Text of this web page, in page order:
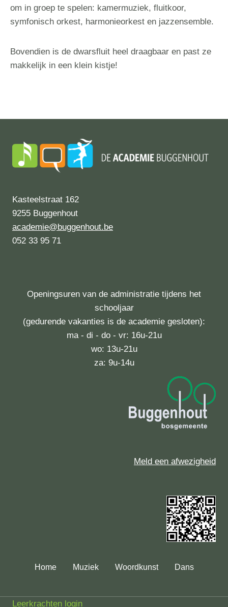
om in groep te spelen: kamermuziek, fluitkoor,
symfonisch orkest, harmonieorkest en jazzensemble.
Bovendien is de dwarsfluit heel draagbaar en past ze
makkelijk in een klein kistje!
Kasteelstraat 162
9255 Buggenhout
academie@buggenhout.be
052 33 95 71
Openingsuren van de administratie tijdens het
schooljaar
(gedurende vakanties is de academie gesloten):
ma - di - do - vr: 16u-21u
wo: 13u-21u
za: 9u-14u
Meld een afwezigheid
Home Muziek Woordkunst Dans
Leerkrachten login